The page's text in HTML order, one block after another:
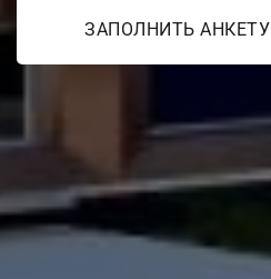
ЗАПОЛНИТЬ АНКЕТУ